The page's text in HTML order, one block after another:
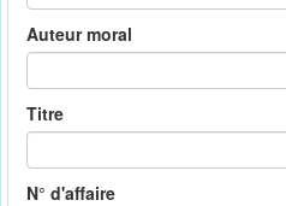
Auteur moral
Titre
N° d'affaire